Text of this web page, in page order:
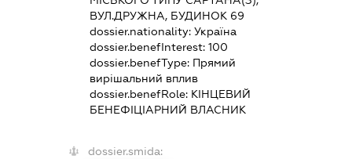
ВУЛ.ДРУЖНА, БУДИНОК 69
dossier.nationality:Україна
dossier.benefInterest:100
dossier.benefType: Прямий
вирішальний вплив
dossier.benefRole: КІНЦЕВИЙ
БЕНЕФІЦІАРНИЙ ВЛАСНИК
dossier.smida: